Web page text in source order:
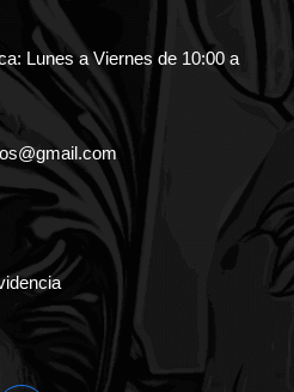
Lunes a Viernes de 10:00 a